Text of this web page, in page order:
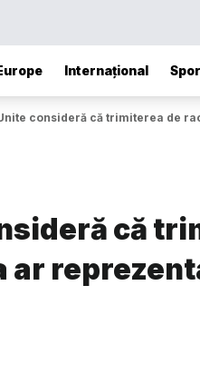
Internațional
consideră că trimiterea de
că
ar